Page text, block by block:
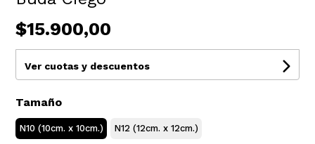
$15.900,00
Ver cuotas y descuentos
Tamaño
N10 (10cm. x 10cm.) N12 (12cm. x 12cm.)